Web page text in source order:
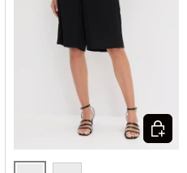
Izberi